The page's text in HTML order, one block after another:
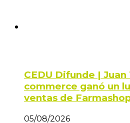
CEDU Difunde | Juan
commerce ganó un
ventas de
05/08/2026